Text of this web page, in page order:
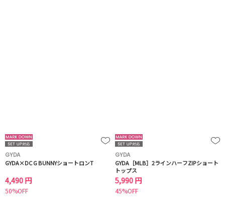
GYDA
GYDA×DC G BUNNYショートロンT
4,490 円
50%OFF
GYDA
GYDA［MLB］2ラインハーフZIPショート
トップス
5,990 円
45%OFF